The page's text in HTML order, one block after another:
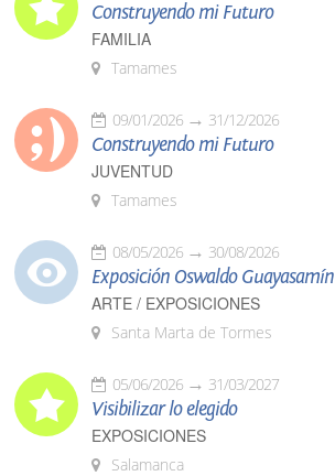
Construyendo mi Futuro
FAMILIA
Tamames
09/01/2026 31/12/2026
Construyendo mi Futuro
JUVENTUD
Tamames
08/05/2026 30/08/2026
Exposición Oswaldo Guayasamín
ARTE / EXPOSICIONES
Santa Marta de Tormes
05/06/2026 31/03/2027
Visibilizar lo elegido
EXPOSICIONES
Salamanca